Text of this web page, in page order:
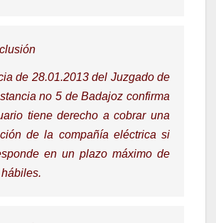
de 28.01.2013 del Juzgado de
no 5 de Badajoz confirma
tiene derecho a cobrar una
de la compañía eléctrica si
en un plazo máximo de